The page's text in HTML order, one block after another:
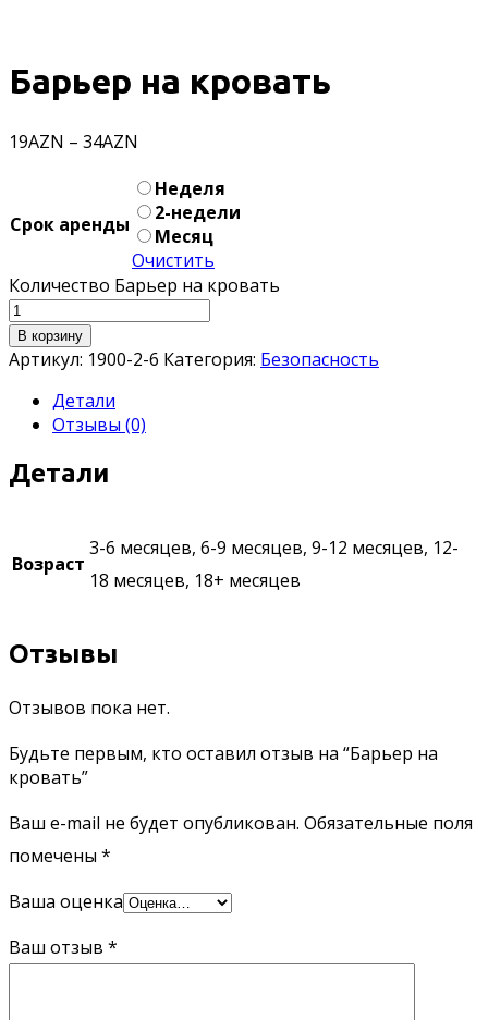
Барьер на кровать
19AZN – 34AZN
Срок аренды
Неделя
2-недели
Месяц
Очистить
Количество Барьер на кровать
В корзину
Артикул: 1900-2-6 Категория: Безопасность
Детали
Отзывы (0)
Детали
Возраст
3-6 месяцев, 6-9 месяцев, 9-12 месяцев, 12-
18 месяцев, 18+ месяцев
Отзывы
Отзывов пока нет.
Будьте первым, кто оставил отзыв на “Барьер на
кровать”
Ваш e-mail не будет опубликован. Обязательные поля
помечены *
Ваша оценка
Ваш отзыв *